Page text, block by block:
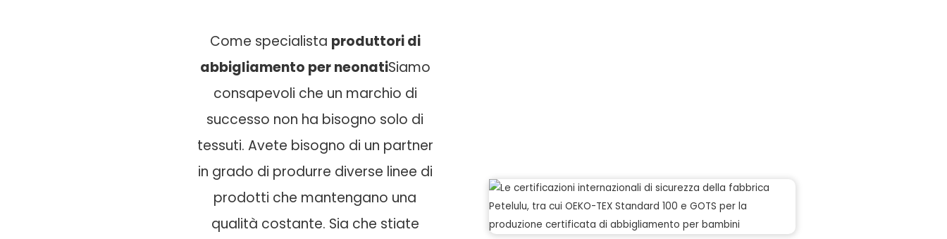
Come specialista produttori di
abbigliamento per neonatiSiamo
consapevoli che un marchio di
successo non ha bisogno solo di
tessuti. Avete bisogno di un partner
in grado di produrre diverse linee di
prodotti che mantengano una
qualità costante. Sia che stiate